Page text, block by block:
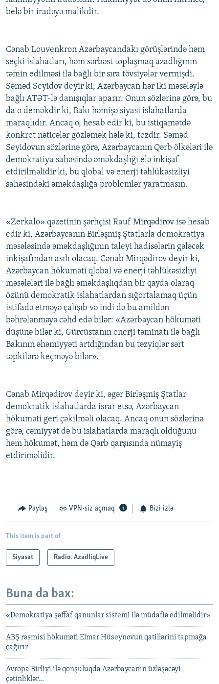
belə bir iradəyə malikdir.
Cənab Louvenkron Azərbaycandakı görüşlərində həm
seçki islahatları, həm sərbəst toplaşmaq azadlığının
təmin edilməsi ilə bağlı bir sıra tövsiyələr vermişdi.
Səməd Seyidov deyir ki, Azərbaycan hər iki məsələylə
bağlı ATƏT-lə danışıqlar aparır. Onun sözlərinə görə, bu
da o deməkdir ki, Bakı həmişə siyasi islahatlarda
maraqlıdır. Ancaq o, hesab edir ki, bu istiqamətdə
konkret nəticələr gözləmək hələ ki, tezdir. Səməd
Seyidovun sözlərinə görə, Azərbaycanın Qərb ölkələri ilə
demokratiya sahəsində əməkdaşlığı elə inkişaf
etdirilməlidir ki, bu qlobal və enerji təhlükəsizliyi
sahəsindəki əməkdaşlığa problemlər yaratmasın.
«Zerkalo» qəzetinin şərhçisi Rauf Mirqədirov isə hesab
edir ki, Azərbaycanın Birləşmiş Ştatlarla demokratiya
məsələsində əməkdaşlığının taleyi hadisələrin gələcək
inkişafından asılı olacaq. Cənab Mirqədirov deyir ki,
Azərbaycan hökuməti qlobal və enerji təhlükəsizliyi
məsələləri ilə bağlı əməkdaşlıqdan bir qayda olaraq
özünü demokratik islahatlardan sığortalamaq üçün
istifadə etməyə çalışıb və indi də bu amildən
bəhrələnməyə cəhd edə bilər: «Azərbaycan hökuməti
düşünə bilər ki, Gürcüstanın enerji təminatı ilə bağlı
Bakının əhəmiyyəti artdığından bu təzyiqlər sərt
təpkilərə keçməyə bilər».
Cənab Mirqədirov deyir ki, əgər Birləşmiş Ştatlar
demokratik islahatlarda israr etsə, Azərbaycan
hökuməti geri çəkilməli olacaq. Ancaq onun sözlərinə
görə, cəmiyyət də bu islahatlarda maraqlı olduğunu
həm hökumət, həm də Qərb qarşısında nümayiş
etdiriməlidir.
Paylaş VPN-siz açmaq Bizi izlə
This item is part of
Siyasət Radio: AzadliqLive
Buna da bax:
«Demokratiya şəffaf qanunlar sistemi ilə müdafiə edilməlidir»
ABŞ rəsmisi hökuməti Elmar Hüseynovun qatillərini tapmağa
çağırır
Avropa Birliyi ilə qonşuluqda Azərbaycanın üzləşəcəyi
çətinliklər...